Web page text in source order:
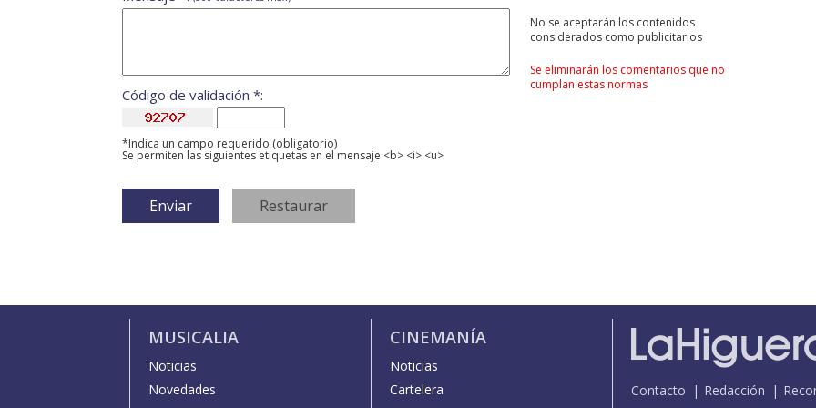
No se aceptarán los contenidos
considerados como publicitarios
Se eliminarán los comentarios que no
cumplan estas normas
Código de validación *:
*Indica un campo requerido (obligatorio)
Se permiten las siguientes etiquetas en el mensaje <b> <i> <u>
MUSICALIA
Noticias
Novedades
CINEMANÍA
Noticias
Cartelera
Contacto Redacción